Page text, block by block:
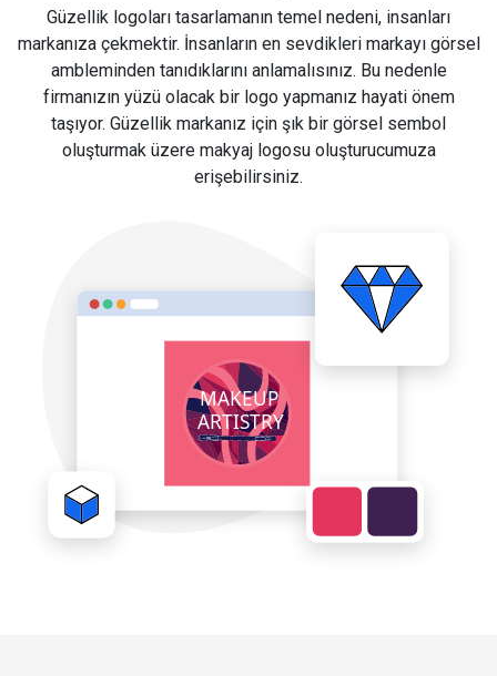
Güzellik logoları tasarlamanın temel nedeni, insanları
markanıza çekmektir. İnsanların en sevdikleri markayı görsel
ambleminden tanıdıklarını anlamalısınız. Bu nedenle
firmanızın yüzü olacak bir logo yapmanız hayati önem
taşıyor. Güzellik markanız için şık bir görsel sembol
oluşturmak üzere makyaj logosu oluşturucumuza
erişebilirsiniz.